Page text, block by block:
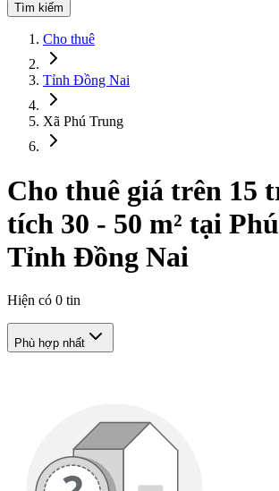
Tìm kiếm
Cho thuê
Tỉnh Đồng Nai
Xã Phú Trung
Cho thuê giá trên 15
tích 30 - 50 m² tại
Tỉnh Đồng Nai
Hiện có 0 tin
Phù hợp nhất